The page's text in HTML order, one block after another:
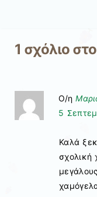
1 σχόλιο
Ο/η
5
Καλά
σχολική